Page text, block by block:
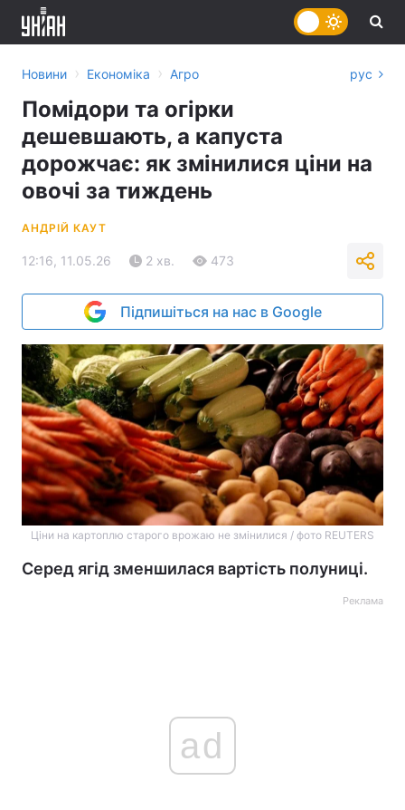
Новини › Економіка › Агро рус
Помідори та огірки
дешевшають, а капуста
дорожчає: як змінилися ціни на
овочі за тиждень
АНДРІЙ КАУТ
12:16, 11.05.26 2 хв. 473
Підпишіться на нас в Google
Ціни на картоплю старого врожаю не змінилися / фото REUTERS
Серед ягід зменшилася вартість полуниці.
Реклама
ad